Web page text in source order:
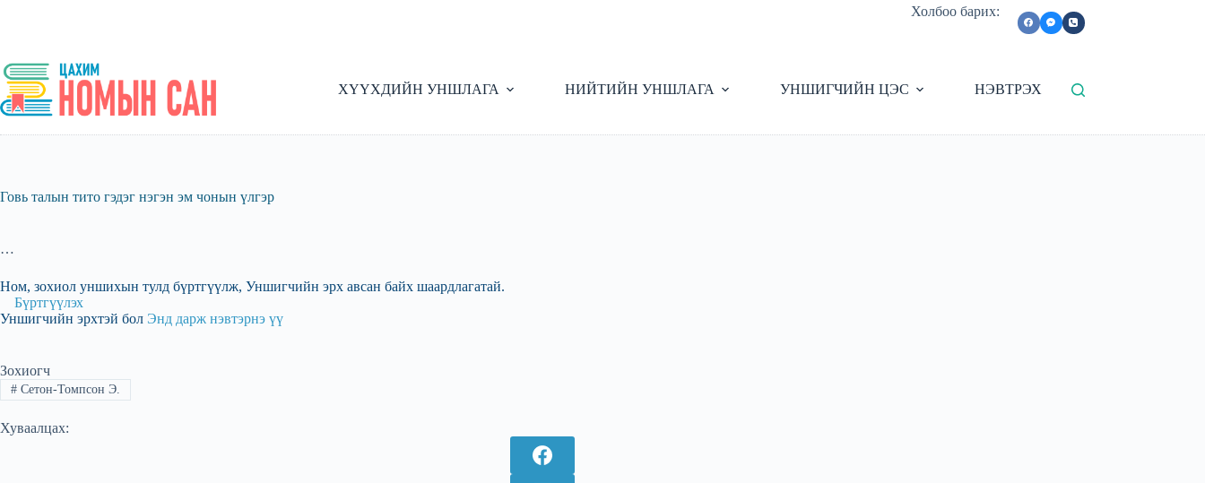
Холбоо барих:
ХҮҮХДИЙН УНШЛАГА НИЙТИЙН УНШЛАГА УНШИГЧИЙН ЦЭС НЭВТРЭХ
Говь талын тито гэдэг нэгэн эм чонын үлгэр
…
Ном, зохиол уншихын тулд бүртгүүлж, Уншигчийн эрх авсан байх шаардлагатай.
Бүртгүүлэх
Уншигчийн эрхтэй бол Энд дарж нэвтэрнэ үү
Зохиогч
#Сетон-Томпсон Э.
Хуваалцах: